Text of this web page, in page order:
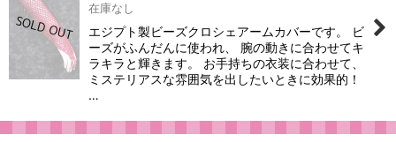
在庫なし
エジプト製ビーズクロシェアームカバーです。 ビ
ーズがふんだんに使われ、 腕の動きに合わせてキ
ラキラと輝きます。 お手持ちの衣装に合わせて、
ミステリアスな雰囲気を出したいときに効果的！
…